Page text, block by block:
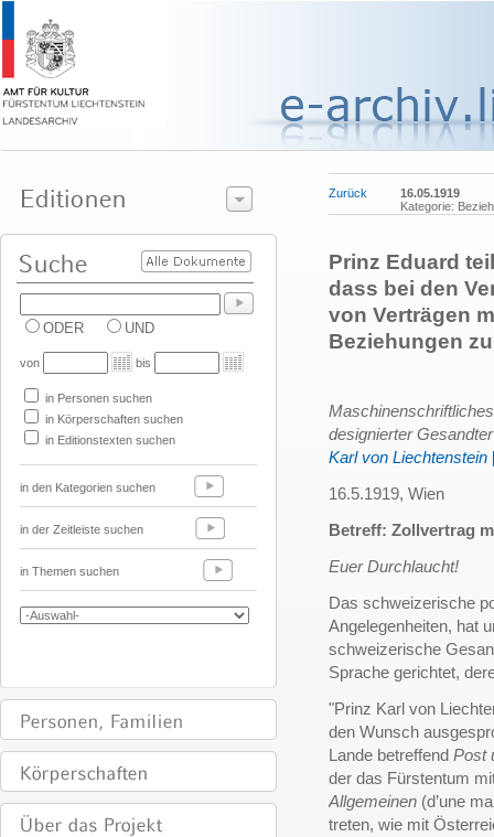
ODER UND
von bis
in Personen suchen
in Körperschaften suchen
in Editionstexten suchen
in den Kategorien suchen
in der Zeitleiste suchen
in Themen suchen
Zurück
16.05.1919
Kategorie:
Prinz Eduard
dass bei den
von Verträgen
Beziehungen
designierter
Karl von Liechtenstein
16.5.1919, Wien
Betreff: Zollvertrag
Euer Durchlaucht!
Das schweizerische
Angelegenheiten, hat
schweizerische
Sprache gerichtet,
"Prinz Karl von
den Wunsch
Lande betreffend Post
der das Fürstentum
Allgemeinen (d’une
treten, wie mit